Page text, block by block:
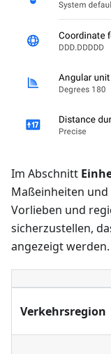
Im Abschnitt
Maßeinheiten
Vorlieben und
sicherzustellen,
angezeigt werden.
Verkehrsregion